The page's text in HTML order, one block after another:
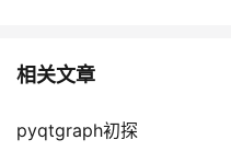
相关文章
pyqtgraph初探